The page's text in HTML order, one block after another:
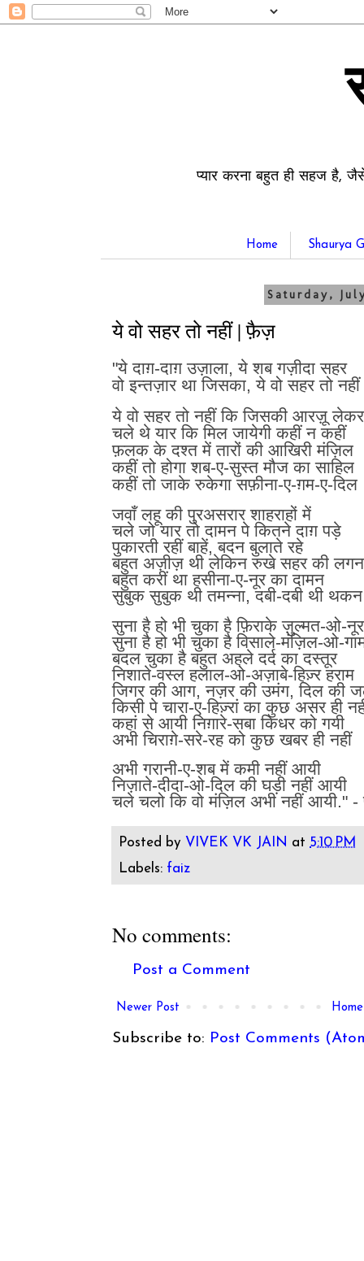
प्यार करना बहुत ही सहज है,
Home Shaurya
Saturday,
ये वो सहर तो नहीं | फ़ैज़
"ये दाग़-दाग़ उज़ाला, ये शब गज़ीदा सहर
वो इन्तज़ार था जिसका, ये वो सहर तो नहीं
ये वो सहर तो नहीं कि जिसकी आरज़ू लेकर
चले थे यार कि मिल जायेगी कहीं न कहीं
फ़लक के दश्त में तारों की आखिरी मंज़िल
कहीं तो होगा शब-ए-सुस्त मौज का साहिल
कहीं तो जाके रुकेगा सफ़ीना-ए-ग़म-ए-दिल
जवाँ लहू की पुरअसरार शाहराहों में
चले जो यार तो दामन पे कितने दाग़ पड़े
पुकारती रहीं बाहें, बदन बुलाते रहे
बहुत अज़ीज़ थी लेकिन रुखे सहर की लगन
बहुत करीं था हसीना-ए-नूर का दामन
सुबुक सुबुक थी तमन्ना, दबी-दबी थी थकन
सुना है हो भी चुका है फ़िराके ज़ुल्मत-ओ-नूर
सुना है हो भी चुका है विसाले-मंज़िल-ओ-
बदल चुका है बहुत अहले दर्द का दस्तूर
निशाते-वस्ल हलाल-ओ-अज़ाबे-हिज़्र हराम
जिगर की आग, नज़र की उमंग, दिल की
किसी पे चारा-ए-हिज़्रां का कुछ असर ही
कहां से आयी निग़ारे-सबा किधर को गयी
अभी चिराग़े-सरे-रह को कुछ खबर ही नहीं
अभी गरानी-ए-शब में कमी नहीं आयी
निज़ाते-दीदा-ओ-दिल की घड़ी नहीं आयी
चले चलो कि वो मंज़िल अभी नहीं आयी."
Posted by VIVEK VK JAIN at 5:10 PM
Labels: faiz
No comments:
Post a Comment
Newer Post Home
Subscribe to: Post Comments